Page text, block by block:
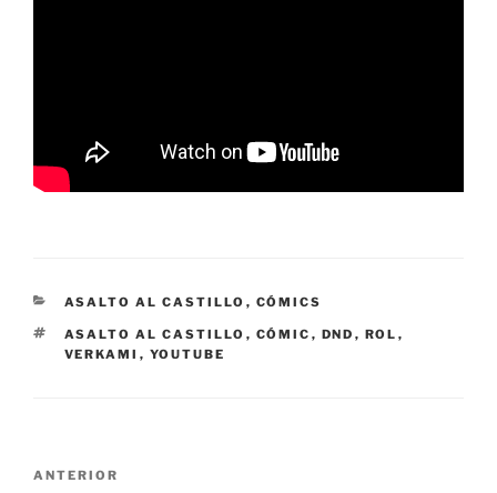
CATEGORÍAS
ASALTO AL CASTILLO , CÓMICS
ETIQUETAS
ASALTO AL CASTILLO , CÓMIC , DND , ROL ,
VERKAMI , YOUTUBE
Navegación
Entrada
ANTERIOR